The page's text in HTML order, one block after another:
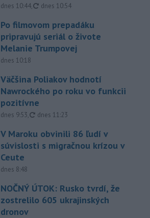
dnes 10:44, aktualizované
dnes 10:54
Po filmovom prepadáku
pripravujú seriál o živote
Melanie Trumpovej
dnes 10:18
Väčšina Poliakov hodnotí
Nawrockého po roku vo funkcii
pozitívne
dnes 9:53, aktualizované
dnes 11:23
V Maroku obvinili 86 ľudí v
súvislosti s migračnou krízou v
Ceute
dnes 8:48
NOČNÝ ÚTOK: Rusko tvrdí, že
zostrelilo 605 ukrajinských
dronov